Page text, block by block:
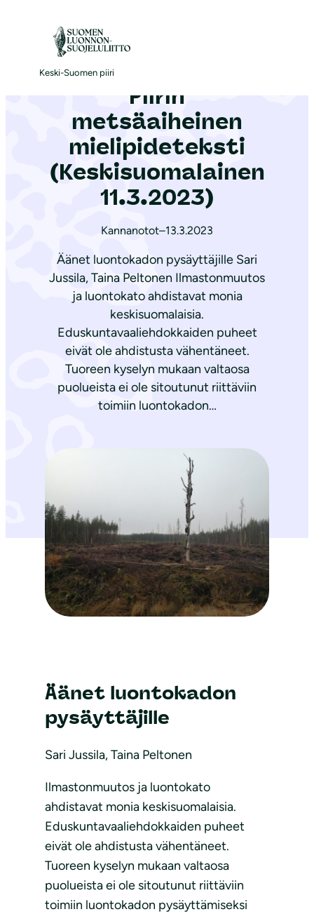
Keski-Suomen piiri
Etusivu|Ajankohtaista
Piirin
metsäaiheinen
mielipideteksti
(Kes­ki­suo­ma­lai­nen
11.3.2023)
Kannanotot–13.3.2023
Äänet luontokadon pysäyttäjille Sari
Jussila, Taina Peltonen Ilmastonmuutos
ja luontokato ahdistavat monia
keskisuomalaisia.
Eduskuntavaaliehdokkaiden puheet
eivät ole ahdistusta vähentäneet.
Tuoreen kyselyn mukaan valtaosa
puolueista ei ole sitoutunut riittäviin
toimiin luontokadon…
Äänet luontokadon
pysäyttäjille
Sari Jussila, Taina Peltonen
Ilmastonmuutos ja luontokato
ahdistavat monia keskisuomalaisia.
Eduskuntavaaliehdokkaiden puheet
eivät ole ahdistusta vähentäneet.
Tuoreen kyselyn mukaan valtaosa
puolueista ei ole sitoutunut riittäviin
toimiin luontokadon pysäyttämiseksi